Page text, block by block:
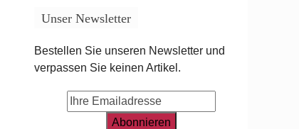
Unser Newsletter
Bestellen Sie unseren Newsletter und
verpassen Sie keinen Artikel.